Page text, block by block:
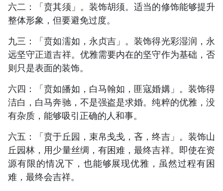
六二：「贲其须」。装饰胡须。适当的修饰能够提升
整体形象，但要避免过度。
九三：「贲如濡如，永贞吉」。装饰得光彩湿润，永
远坚守正道吉祥。优雅需要内在的坚守作为基础，否
则只是表面的装饰。
六四：「贲如皤如，白马翰如，匪寇婚媾」。装饰得
洁白，白马奔驰，不是强盗是求婚。纯粹的优雅，没
有杂质，能够吸引正确的人和事。
六五：「贲于丘园，束帛戋戋，吝，终吉」。装饰山
丘园林，用少量丝绸，有困难，最终吉祥。即使在资
源有限的情况下，也能够展现优雅，虽然过程有困
难，最终会吉祥。